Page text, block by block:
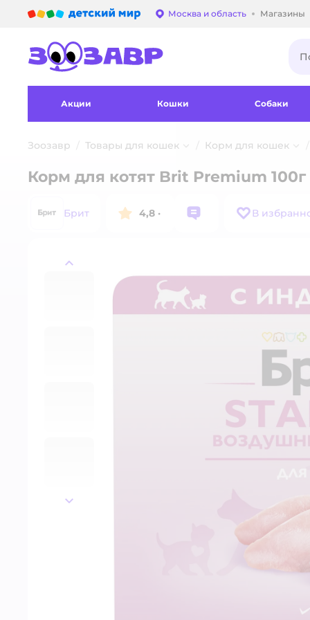
Выбор адреса
Москва и область Магазины
Акции Кошки Собаки
Зоозавр Товары для кошек Корм для кошек
назад
далее
Корм для котят Brit Premium
Брит 4,8 · В